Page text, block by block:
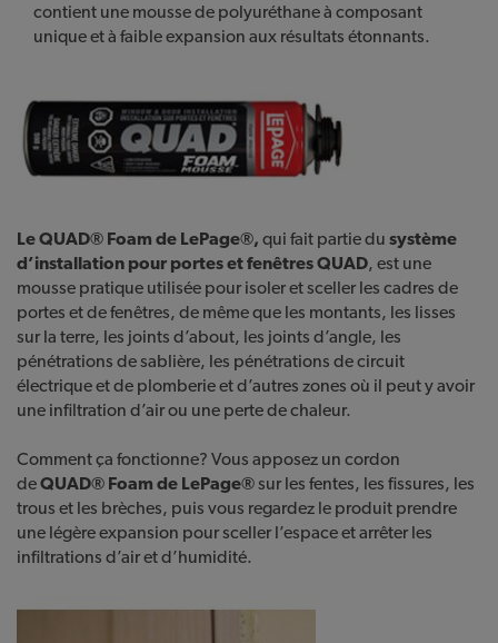
contient une mousse de polyuréthane à composant
unique et à faible expansion aux résultats étonnants.
Le QUAD® Foam de LePage®, qui fait partie du système
d’installation pour portes et fenêtres QUAD, est une
mousse pratique utilisée pour isoler et sceller les cadres de
portes et de fenêtres, de même que les montants, les lisses
sur la terre, les joints d’about, les joints d’angle, les
pénétrations de sablière, les pénétrations de circuit
électrique et de plomberie et d’autres zones où il peut y avoir
une infiltration d’air ou une perte de chaleur.
Comment ça fonctionne? Vous apposez un cordon
deQUAD® Foam de LePage®sur les fentes, les fissures, les
trous et les brèches, puis vous regardez le produit prendre
une légère expansion pour sceller l’espace et arrêter les
infiltrations d’air et d’humidité.